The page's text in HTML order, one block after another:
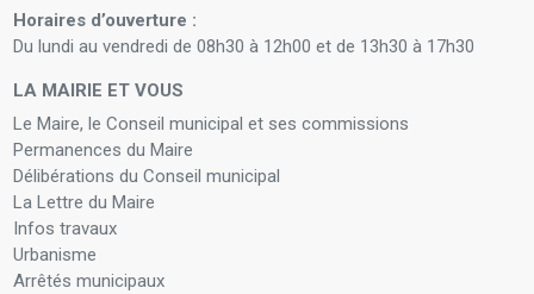
Horaires d’ouverture :
Du lundi au vendredi de 08h30 à 12h00 et de 13h30 à 17h30
LA MAIRIE ET VOUS
Le Maire, le Conseil municipal et ses commissions
Permanences du Maire
Délibérations du Conseil municipal
La Lettre du Maire
Infos travaux
Urbanisme
Arrêtés municipaux